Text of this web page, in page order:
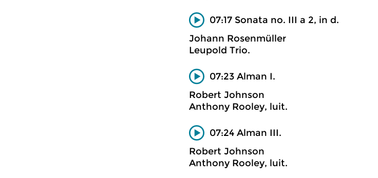
07:17 Sonata no. III a 2, in d.
Johann Rosenmüller
Leupold Trio.
07:23 Alman I.
Robert Johnson
Anthony Rooley, luit.
07:24 Alman III.
Robert Johnson
Anthony Rooley, luit.